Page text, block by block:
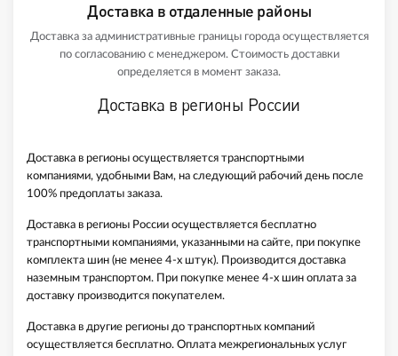
Доставка в отдаленные районы
Доставка за административные границы города осуществляется
по согласованию с менеджером. Стоимость доставки
определяется в момент заказа.
Доставка в регионы России
Доставка в регионы осуществляется транспортными
компаниями, удобными Вам, на следующий рабочий день после
100% предоплаты заказа.
Доставка в регионы России осуществляется бесплатно
транспортными компаниями, указанными на сайте, при покупке
комплекта шин (не менее 4-х штук). Производится доставка
наземным транспортом. При покупке менее 4-х шин оплата за
доставку производится покупателем.
Доставка в другие регионы до транспортных компаний
осуществляется бесплатно. Оплата межрегиональных услуг